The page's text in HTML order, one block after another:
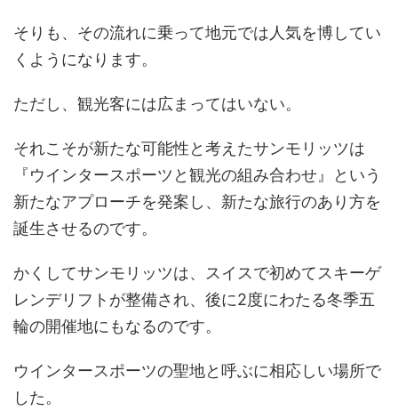
そりも、その流れに乗って地元では人気を博してい
くようになります。
ただし、観光客には広まってはいない。
それこそが新たな可能性と考えたサンモリッツは
『ウインタースポーツと観光の組み合わせ』という
新たなアプローチを発案し、新たな旅行のあり方を
誕生させるのです。
かくしてサンモリッツは、スイスで初めてスキーゲ
レンデリフトが整備され、後に2度にわたる冬季五
輪の開催地にもなるのです。
ウインタースポーツの聖地と呼ぶに相応しい場所で
した。